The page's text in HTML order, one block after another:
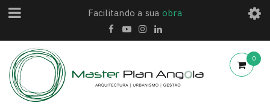
Facilitando a sua obra
0